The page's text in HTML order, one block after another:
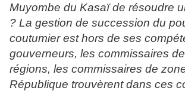
Muyombe du Kasaï de résoudre
? La gestion de succession du
coutumier est hors de ses
gouverneurs, les commissaires
régions, les commissaires de
République trouvèrent dans ces